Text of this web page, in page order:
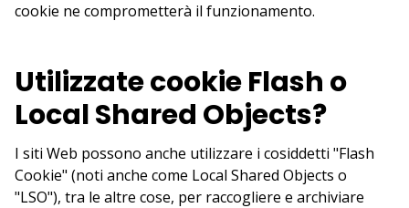
cookie ne comprometterà il funzionamento.
Utilizzate cookie Flash o
Local Shared Objects?
I siti Web possono anche utilizzare i cosiddetti "Flash
Cookie" (noti anche come Local Shared Objects o
"LSO"), tra le altre cose, per raccogliere e archiviare